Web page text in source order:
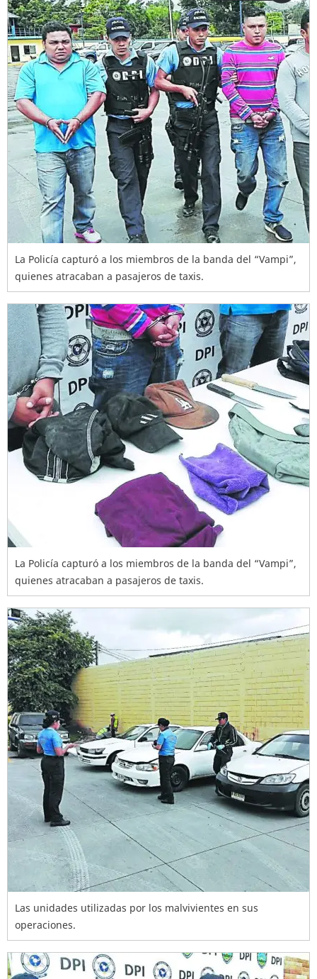
La Policía capturó a los miembros de la banda del “Vampi”,
quienes atracaban a pasajeros de taxis.
La Policía capturó a los miembros de la banda del “Vampi”,
quienes atracaban a pasajeros de taxis.
Las unidades utilizadas por los malvivientes en sus
operaciones.